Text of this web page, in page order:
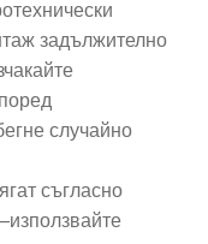
задължително
случайно
съгласно